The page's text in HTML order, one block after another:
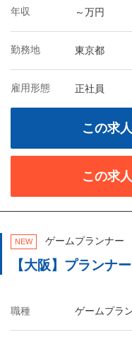
年収 ～万円
勤務地 東京都
雇用形態 正社員
この求
この求
NEW ゲームプランナー
【大阪】プランナ
職種 ゲームプラ